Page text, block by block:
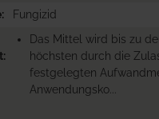
Fungizid
Das Mittel wird bis zu
höchsten durch die
festgelegten
Anwendungsko...